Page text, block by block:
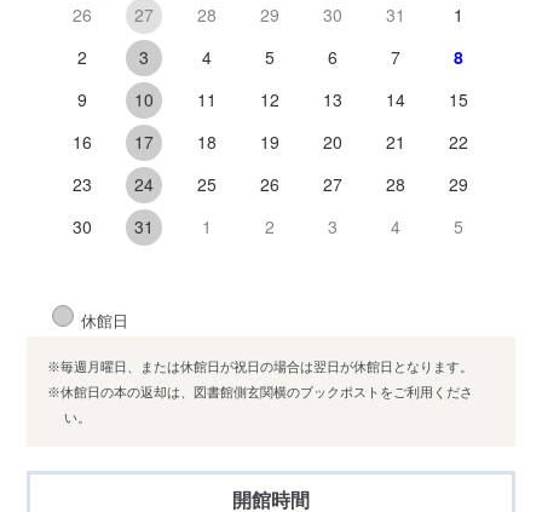
26 27 28 29 30 31
1
2
3 4 5 6 7
8
9
10 11 12 13 14
15
16
17 18 19 20 21
22
23
24 25 26 27 28
29
30
31 1 2 3 4 5
休館日
※毎週月曜日、または休館日が祝日の場合は翌日が休館日となります。
※休館日の本の返却は、図書館側玄関横のブックポストをご利用くださ
い。
開館時間